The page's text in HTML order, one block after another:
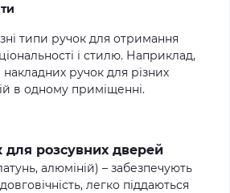
типи ручок для отримання
і стилю. Наприклад,
накладних ручок для різних
в одному приміщенні.
для розсувних дверей
алюміній) – забезпечують
легко піддаються